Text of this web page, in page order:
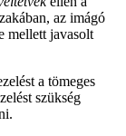
az imágó
mellett javasolt
a tömeges
szükség